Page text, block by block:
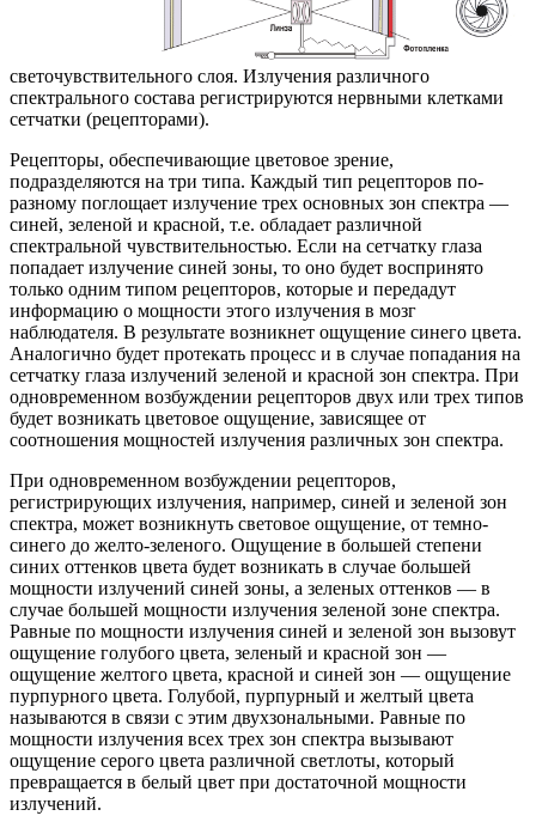
светочувствительного слоя. Излучения различного
спектрального состава регистрируются нервными клетками
сетчатки (рецепторами).
Рецепторы, обеспечивающие цветовое зрение,
подразделяются на три типа. Каждый тип рецепторов по-
разному поглощает излучение трех основных зон спектра —
синей, зеленой и красной, т.е. обладает различной
спектральной чувствительностью. Если на сетчатку глаза
попадает излучение синей зоны, то оно будет воспринято
только одним типом рецепторов, которые и передадут
информацию о мощности этого излучения в мозг
наблюдателя. В результате возникнет ощущение синего цвета.
Аналогично будет протекать процесс и в случае попадания на
сетчатку глаза излучений зеленой и красной зон спектра. При
одновременном возбуждении рецепторов двух или трех типов
будет возникать цветовое ощущение, зависящее от
соотношения мощностей излучения различных зон спектра.
При одновременном возбуждении рецепторов,
регистрирующих излучения, например, синей и зеленой зон
спектра, может возникнуть световое ощущение, от темно-
синего до желто-зеленого. Ощущение в большей степени
синих оттенков цвета будет возникать в случае большей
мощности излучений синей зоны, а зеленых оттенков — в
случае большей мощности излучения зеленой зоне спектра.
Равные по мощности излучения синей и зеленой зон вызовут
ощущение голубого цвета, зеленый и красной зон —
ощущение желтого цвета, красной и синей зон — ощущение
пурпурного цвета. Голубой, пурпурный и желтый цвета
называются в связи с этим двухзональными. Равные по
мощности излучения всех трех зон спектра вызывают
ощущение серого цвета различной светлоты, который
превращается в белый цвет при достаточной мощности
излучений.